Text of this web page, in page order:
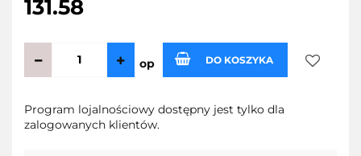
131.58
op DO KOSZYKA
Program lojalnościowy dostępny jest tylko dla
zalogowanych klientów.